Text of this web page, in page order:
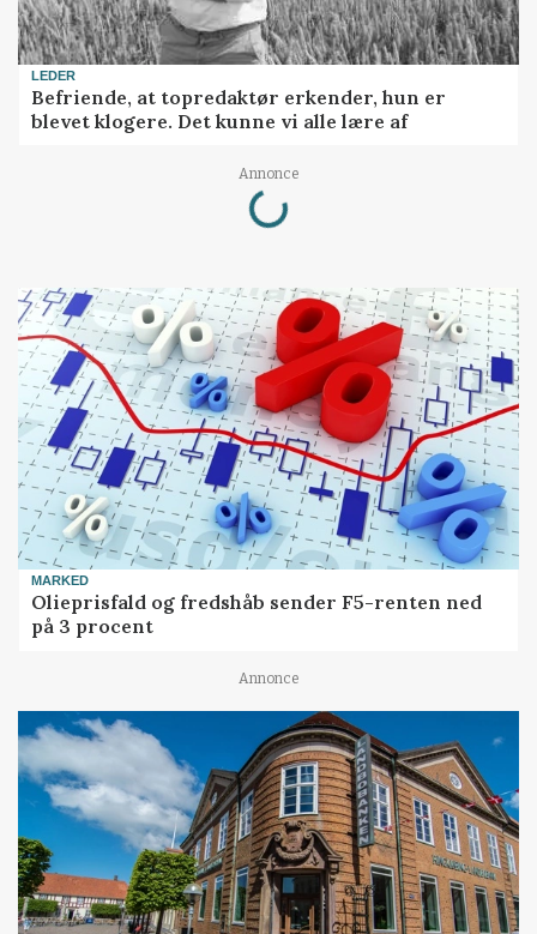
LEDER
Befriende, at topredaktør erkender, hun er
blevet klogere. Det kunne vi alle lære af
Annonce
Loading...
MARKED
Olieprisfald og fredshåb sender F5-renten ned
på 3 procent
Annonce